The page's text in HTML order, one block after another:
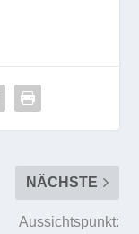
NÄCHSTE
Aussichtspunkt: